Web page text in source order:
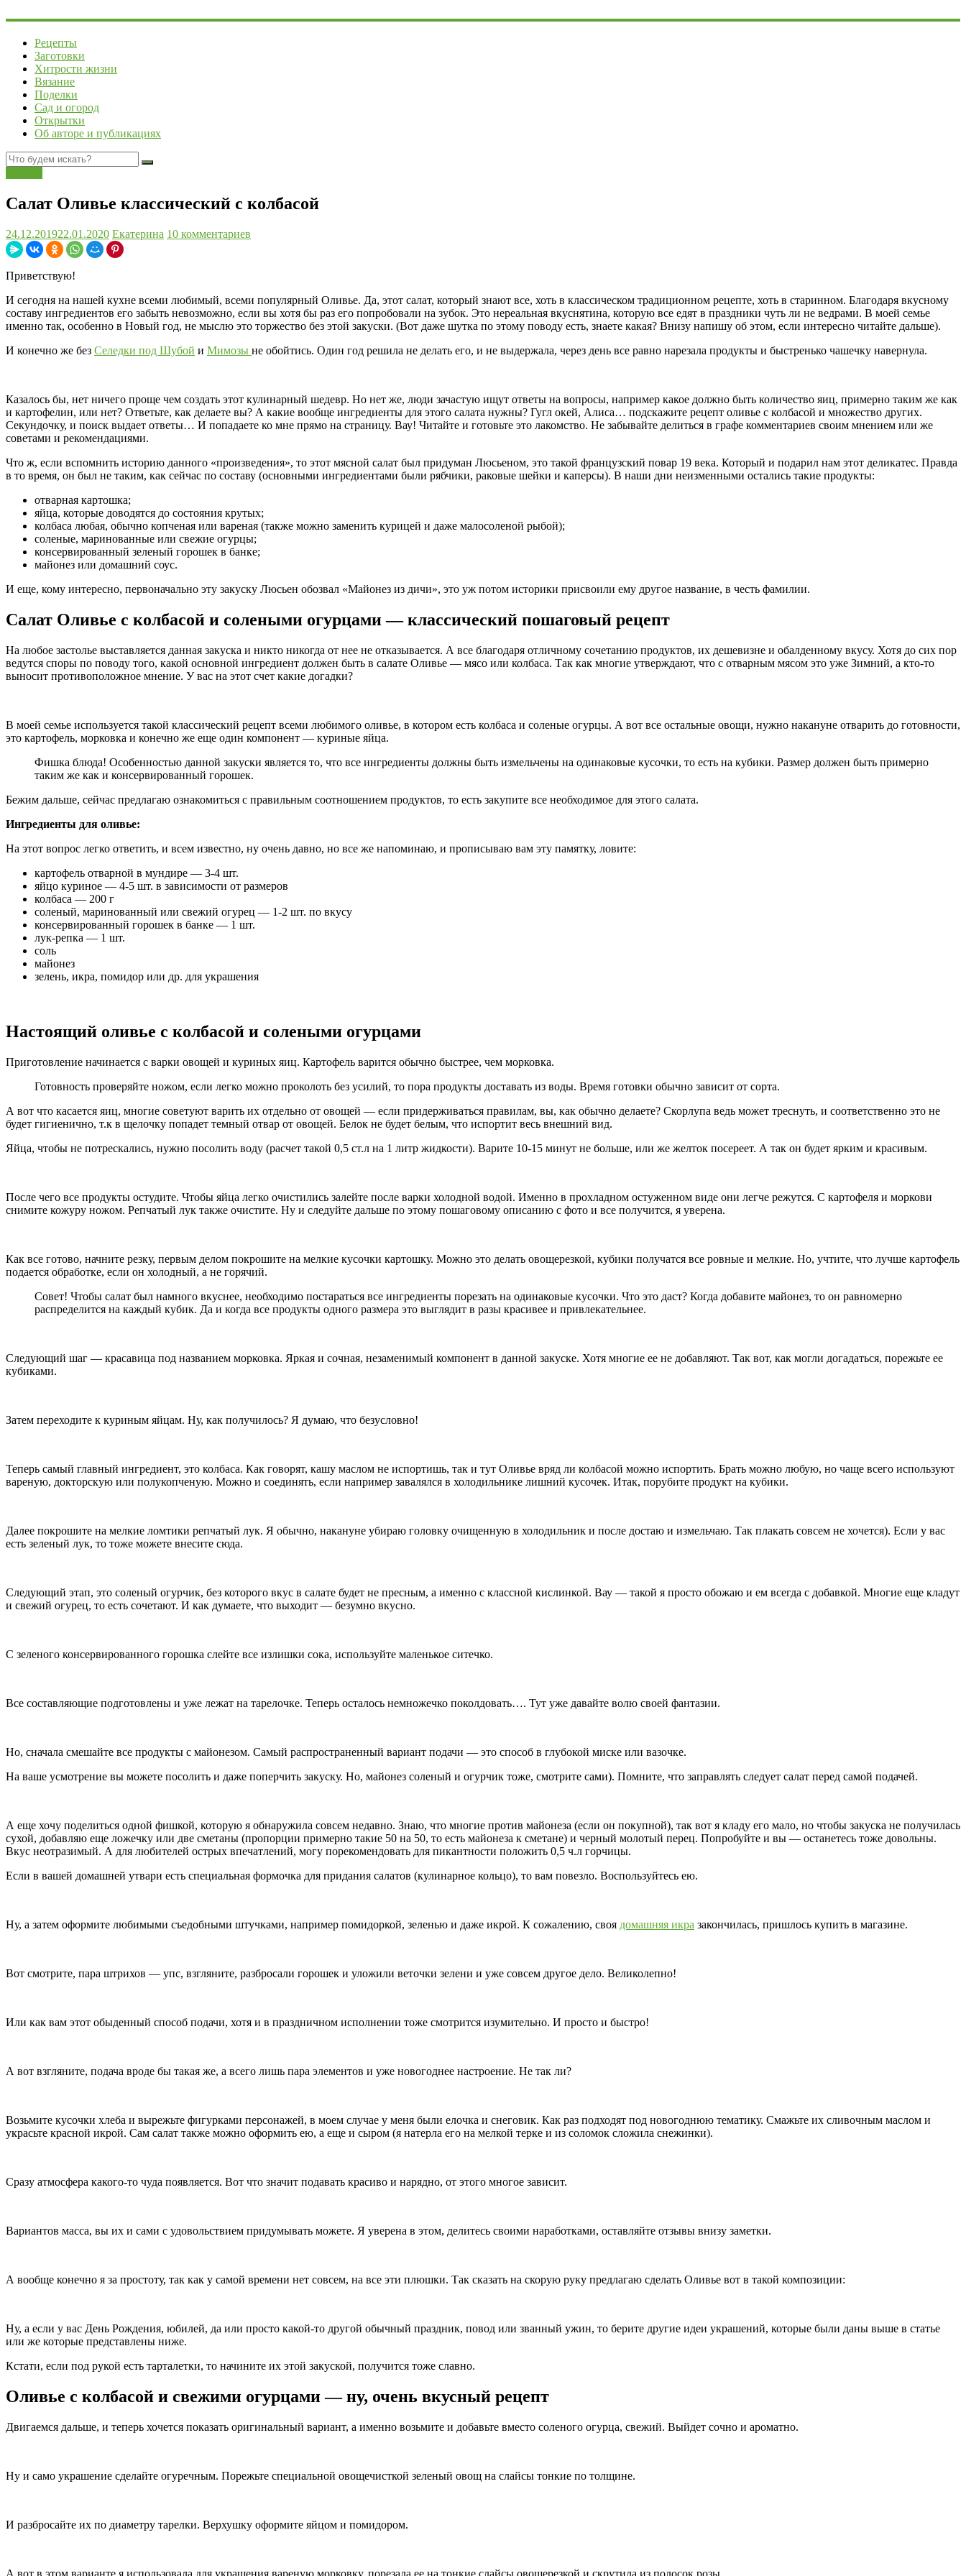
Рецепты
Заготовки
Хитрости жизни
Вязание
Поделки
Сад и огород
Открытки
Об авторе и публикациях
Салат Оливье классический с колбасой
24.12.201922.01.2020 Екатерина 10 комментариев
Приветствую!
И сегодня на нашей кухне всеми любимый, всеми популярный Оливье. Да, этот салат, который знают все, хоть в классическом традиционном рецепте, хоть в старинном. Благодаря вкусному
составу ингредиентов его забыть невозможно, если вы хотя бы раз его попробовали на зубок. Это нереальная вкуснятина, которую все едят в праздники чуть ли не ведрами. В моей семье
именно так, особенно в Новый год, не мыслю это торжество без этой закуски. (Вот даже шутка по этому поводу есть, знаете какая? Внизу напишу об этом, если интересно читайте дальше).
И конечно же без Селедки под Шубой и Мимозы не обойтись. Один год решила не делать его, и не выдержала, через день все равно нарезала продукты и быстренько чашечку навернула.
Казалось бы, нет ничего проще чем создать этот кулинарный шедевр. Но нет же, люди зачастую ищут ответы на вопросы, например какое должно быть количество яиц, примерно таким же как
и картофелин, или нет? Ответьте, как делаете вы? А какие вообще ингредиенты для этого салата нужны? Гугл окей, Алиса… подскажите рецепт оливье с колбасой и множество других.
Секундочку, и поиск выдает ответы… И попадаете ко мне прямо на страницу. Вау! Читайте и готовьте это лакомство. Не забывайте делиться в графе комментариев своим мнением или же
советами и рекомендациями.
Что ж, если вспомнить историю данного «произведения», то этот мясной салат был придуман Люсьеном, это такой французский повар 19 века. Который и подарил нам этот деликатес. Правда
в то время, он был не таким, как сейчас по составу (основными ингредиентами были рябчики, раковые шейки и каперсы). В наши дни неизменными остались такие продукты:
отварная картошка;
яйца, которые доводятся до состояния крутых;
колбаса любая, обычно копченая или вареная (также можно заменить курицей и даже малосоленой рыбой);
соленые, маринованные или свежие огурцы;
консервированный зеленый горошек в банке;
майонез или домашний соус.
И еще, кому интересно, первоначально эту закуску Люсьен обозвал «Майонез из дичи», это уж потом историки присвоили ему другое название, в честь фамилии.
Салат Оливье с колбасой и солеными огурцами — классический пошаговый рецепт
На любое застолье выставляется данная закуска и никто никогда от нее не отказывается. А все благодаря отличному сочетанию продуктов, их дешевизне и обалденному вкусу. Хотя до сих пор
ведутся споры по поводу того, какой основной ингредиент должен быть в салате Оливье — мясо или колбаса. Так как многие утверждают, что с отварным мясом это уже Зимний, а кто-то
выносит противоположное мнение. У вас на этот счет какие догадки?
В моей семье используется такой классический рецепт всеми любимого оливье, в котором есть колбаса и соленые огурцы. А вот все остальные овощи, нужно накануне отварить до готовности,
это картофель, морковка и конечно же еще один компонент — куриные яйца.
Фишка блюда! Особенностью данной закуски является то, что все ингредиенты должны быть измельчены на одинаковые кусочки, то есть на кубики. Размер должен быть примерно
таким же как и консервированный горошек.
Бежим дальше, сейчас предлагаю ознакомиться с правильным соотношением продуктов, то есть закупите все необходимое для этого салата.
Ингредиенты для оливье:
На этот вопрос легко ответить, и всем известно, ну очень давно, но все же напоминаю, и прописываю вам эту памятку, ловите:
картофель отварной в мундире — 3-4 шт.
яйцо куриное — 4-5 шт. в зависимости от размеров
колбаса — 200 г
соленый, маринованный или свежий огурец — 1-2 шт. по вкусу
консервированный горошек в банке — 1 шт.
лук-репка — 1 шт.
соль
майонез
зелень, икра, помидор или др. для украшения
Настоящий оливье с колбасой и солеными огурцами
Приготовление начинается с варки овощей и куриных яиц. Картофель варится обычно быстрее, чем морковка.
Готовность проверяйте ножом, если легко можно проколоть без усилий, то пора продукты доставать из воды. Время готовки обычно зависит от сорта.
А вот что касается яиц, многие советуют варить их отдельно от овощей — если придерживаться правилам, вы, как обычно делаете? Скорлупа ведь может треснуть, и соответственно это не
будет гигиенично, т.к в щелочку попадет темный отвар от овощей. Белок не будет белым, что испортит весь внешний вид.
Яйца, чтобы не потрескались, нужно посолить воду (расчет такой 0,5 ст.л на 1 литр жидкости). Варите 10-15 минут не больше, или же желток посереет. А так он будет ярким и красивым.
После чего все продукты остудите. Чтобы яйца легко очистились залейте после варки холодной водой. Именно в прохладном остуженном виде они легче режутся. С картофеля и моркови
снимите кожуру ножом. Репчатый лук также очистите. Ну и следуйте дальше по этому пошаговому описанию с фото и все получится, я уверена.
Как все готово, начните резку, первым делом покрошите на мелкие кусочки картошку. Можно это делать овощерезкой, кубики получатся все ровные и мелкие. Но, учтите, что лучше картофель
подается обработке, если он холодный, а не горячий.
Совет! Чтобы салат был намного вкуснее, необходимо постараться все ингредиенты порезать на одинаковые кусочки. Что это даст? Когда добавите майонез, то он равномерно
распределится на каждый кубик. Да и когда все продукты одного размера это выглядит в разы красивее и привлекательнее.
Следующий шаг — красавица под названием морковка. Яркая и сочная, незаменимый компонент в данной закуске. Хотя многие ее не добавляют. Так вот, как могли догадаться, порежьте ее
кубиками.
Затем переходите к куриным яйцам. Ну, как получилось? Я думаю, что безусловно!
Теперь самый главный ингредиент, это колбаса. Как говорят, кашу маслом не испортишь, так и тут Оливье вряд ли колбасой можно испортить. Брать можно любую, но чаще всего используют
вареную, докторскую или полукопченую. Можно и соединять, если например завалялся в холодильнике лишний кусочек. Итак, порубите продукт на кубики.
Далее покрошите на мелкие ломтики репчатый лук. Я обычно, накануне убираю головку очищенную в холодильник и после достаю и измельчаю. Так плакать совсем не хочется). Если у вас
есть зеленый лук, то тоже можете внесите сюда.
Следующий этап, это соленый огурчик, без которого вкус в салате будет не пресным, а именно с классной кислинкой. Вау — такой я просто обожаю и ем всегда с добавкой. Многие еще кладут
и свежий огурец, то есть сочетают. И как думаете, что выходит — безумно вкусно.
С зеленого консервированного горошка слейте все излишки сока, используйте маленькое ситечко.
Все составляющие подготовлены и уже лежат на тарелочке. Теперь осталось немножечко поколдовать…. Тут уже давайте волю своей фантазии.
Но, сначала смешайте все продукты с майонезом. Самый распространенный вариант подачи — это способ в глубокой миске или вазочке.
На ваше усмотрение вы можете посолить и даже поперчить закуску. Но, майонез соленый и огурчик тоже, смотрите сами). Помните, что заправлять следует салат перед самой подачей.
А еще хочу поделиться одной фишкой, которую я обнаружила совсем недавно. Знаю, что многие против майонеза (если он покупной), так вот я кладу его мало, но чтобы закуска не получилась
сухой, добавляю еще ложечку или две сметаны (пропорции примерно такие 50 на 50, то есть майонеза к сметане) и черный молотый перец. Попробуйте и вы — останетесь тоже довольны.
Вкус неотразимый. А для любителей острых впечатлений, могу порекомендовать для пикантности положить 0,5 ч.л горчицы.
Если в вашей домашней утвари есть специальная формочка для придания салатов (кулинарное кольцо), то вам повезло. Воспользуйтесь ею.
Ну, а затем оформите любимыми съедобными штучками, например помидоркой, зеленью и даже икрой. К сожалению, своя домашняя икра закончилась, пришлось купить в магазине.
Вот смотрите, пара штрихов — упс, взгляните, разбросали горошек и уложили веточки зелени и уже совсем другое дело. Великолепно!
Или как вам этот обыденный способ подачи, хотя и в праздничном исполнении тоже смотрится изумительно. И просто и быстро!
А вот взгляните, подача вроде бы такая же, а всего лишь пара элементов и уже новогоднее настроение. Не так ли?
Возьмите кусочки хлеба и вырежьте фигурками персонажей, в моем случае у меня были елочка и снеговик. Как раз подходят под новогоднюю тематику. Смажьте их сливочным маслом и
украсьте красной икрой. Сам салат также можно оформить ею, а еще и сыром (я натерла его на мелкой терке и из соломок сложила снежинки).
Сразу атмосфера какого-то чуда появляется. Вот что значит подавать красиво и нарядно, от этого многое зависит.
Вариантов масса, вы их и сами с удовольствием придумывать можете. Я уверена в этом, делитесь своими наработками, оставляйте отзывы внизу заметки.
А вообще конечно я за простоту, так как у самой времени нет совсем, на все эти плюшки. Так сказать на скорую руку предлагаю сделать Оливье вот в такой композиции:
Ну, а если у вас День Рождения, юбилей, да или просто какой-то другой обычный праздник, повод или званный ужин, то берите другие идеи украшений, которые были даны выше в статье
или же которые представлены ниже.
Кстати, если под рукой есть тарталетки, то начините их этой закуской, получится тоже славно.
Оливье с колбасой и свежими огурцами — ну, очень вкусный рецепт
Двигаемся дальше, и теперь хочется показать оригинальный вариант, а именно возьмите и добавьте вместо соленого огурца, свежий. Выйдет сочно и ароматно.
Ну и само украшение сделайте огуречным. Порежьте специальной овощечисткой зеленый овощ на слайсы тонкие по толщине.
И разбросайте их по диаметру тарелки. Верхушку оформите яйцом и помидором.
А вот в этом варианте я использовала для украшения вареную морковку, порезала ее на тонкие слайсы овощерезкой и скрутила из полосок розы.